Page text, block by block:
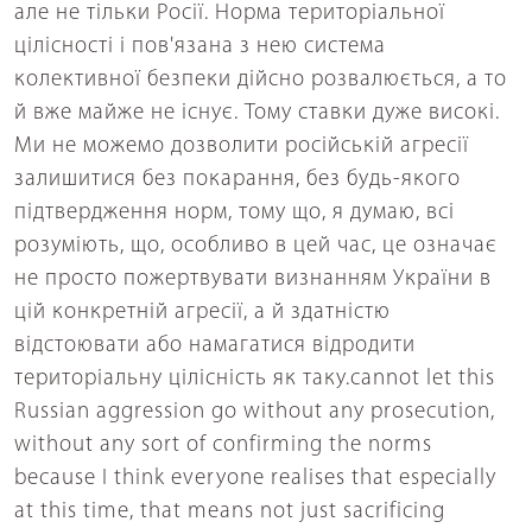
але не тільки Росії. Норма територіальної
цілісності і пов'язана з нею система
колективної безпеки дійсно розвалюється, а то
й вже майже не існує. Тому ставки дуже високі.
Ми не можемо дозволити російській агресії
залишитися без покарання, без будь-якого
підтвердження норм, тому що, я думаю, всі
розуміють, що, особливо в цей час, це означає
не просто пожертвувати визнанням України в
цій конкретній агресії, а й здатністю
відстоювати або намагатися відродити
територіальну цілісність як таку.cannot let this
Russian aggression go without any prosecution,
without any sort of confirming the norms
because I think everyone realises that especially
at this time, that means not just sacrificing